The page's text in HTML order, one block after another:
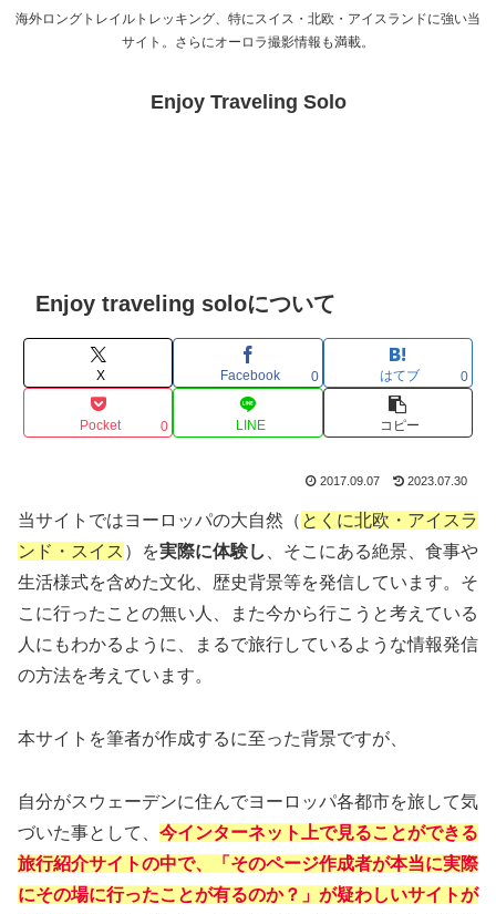
海外ロングトレイルトレッキング、特にスイス・北欧・アイスランドに強い当
サイト。さらにオーロラ撮影情報も満載。
Enjoy Traveling Solo
Enjoy traveling soloについて
X Facebook 0 はてブ 0
Pocket 0 LINE コピー
2017.09.07 2023.07.30
当サイトではヨーロッパの大自然（ とくに北欧・アイスラ
ンド・スイス ）を実際に体験し
、そこにある絶景、食事や
生活様式を含めた文化、歴史背景等を発信しています。そ
こに行ったことの無い人、また今から行こうと考えている
人にもわかるように、まるで旅行しているような情報発信
の方法を考えています。
本サイトを筆者が作成するに至った背景ですが、
自分がスウェーデンに住んでヨーロッパ各都市を旅して気
づいた事として、 今インターネット上で見ることができる
旅行紹介サイトの中で、「そのページ作成者が本当に実際
にその場に行ったことが有るのか？」が疑わしいサイトが